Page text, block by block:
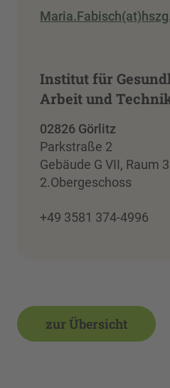
Institut für
Arbeit und
02826 Görlitz
Parkstraße 2
Gebäude G VII, Raum
2.Obergeschoss
+49 3581 374-4996
zur Übersicht